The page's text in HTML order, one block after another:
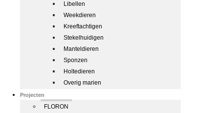
Libellen
Weekdieren
Kreeftachtigen
Stekelhuidigen
Manteldieren
Sponzen
Holtedieren
Overig marien
Projecten
FLORON